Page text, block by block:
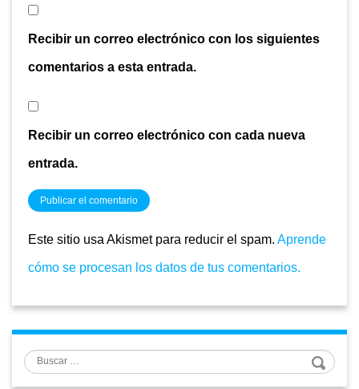
Recibir un correo electrónico con los siguientes
comentarios a esta entrada.
Recibir un correo electrónico con cada nueva
entrada.
Este sitio usa Akismet para reducir el spam. Aprende
cómo se procesan los datos de tus comentarios.
Buscar